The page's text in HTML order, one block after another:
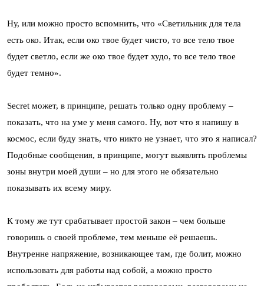
Ну, или можно просто вспомнить, что «Светильник для тела
есть око. Итак, если око твое будет чисто, то все тело твое
будет светло, если же око твое будет худо, то все тело твое
будет темно».
Secret может, в принципе, решать только одну проблему –
показать, что на уме у меня самого. Ну, вот что я напишу в
космос, если буду знать, что никто не узнает, что это я написал?
Подобные сообщения, в принципе, могут выявлять проблемы
зоны внутри моей души – но для этого не обязательно
показывать их всему миру.
К тому же тут срабатывает простой закон – чем больше
говоришь о своей проблеме, тем меньше её решаешь.
Внутренне напряжение, возникающее там, где болит, можно
использовать для работы над собой, а можно просто